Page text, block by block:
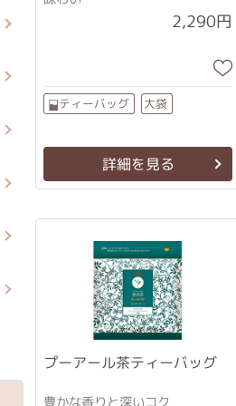
2,290円
ティーバッグ 大袋
詳細を見る
プーアール茶ティーバッグ
豊かな香りと深いコク